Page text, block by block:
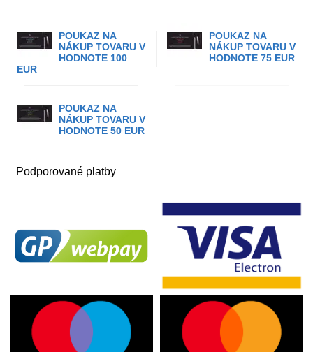
POUKAZ NA
NÁKUP TOVARU V
HODNOTE 100
EUR
POUKAZ NA
NÁKUP TOVARU V
HODNOTE 75 EUR
POUKAZ NA
NÁKUP TOVARU V
HODNOTE 50 EUR
Podporované platby